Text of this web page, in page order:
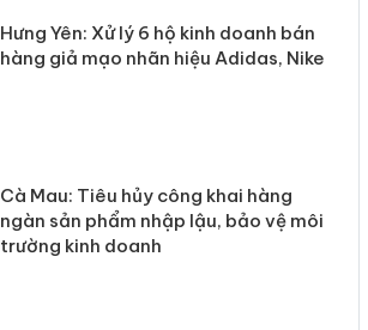
Hưng Yên: Xử lý 6 hộ kinh doanh bán
hàng giả mạo nhãn hiệu Adidas, Nike
Cà Mau: Tiêu hủy công khai hàng
ngàn sản phẩm nhập lậu, bảo vệ môi
trường kinh doanh